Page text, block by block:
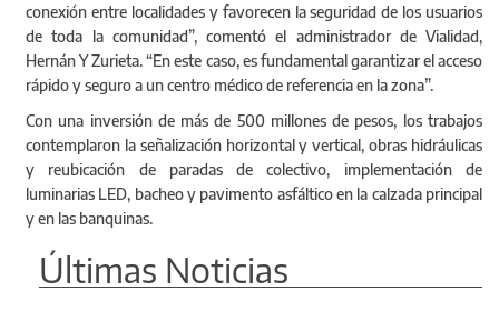
conexión entre localidades y favorecen la seguridad de los usuarios
de toda la comunidad”, comentó el administrador de Vialidad,
Hernán Y Zurieta. “En este caso, es fundamental garantizar el acceso
rápido y seguro a un centro médico de referencia en la zona”.
Con una inversión de más de 500 millones de pesos, los trabajos
contemplaron la señalización horizontal y vertical, obras hidráulicas
y reubicación de paradas de colectivo, implementación de
luminarias LED, bacheo y pavimento asfáltico en la calzada principal
y en las banquinas.
Últimas Noticias